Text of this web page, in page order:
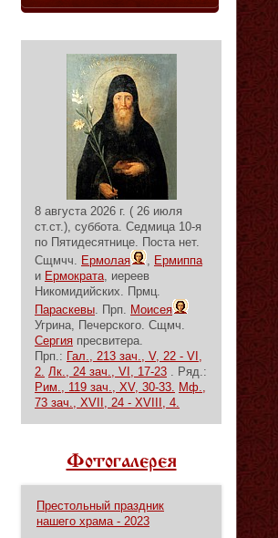
8 августа 2026 г. ( 26 июля
ст.ст.), суббота. Седмица 10-я
по Пятидесятнице. Поста нет.
Сщмчч. Ермолая , Ермиппа
и Ермократа, иереев
Никомидийских. Прмц.
Параскевы. Прп. Моисея
Угрина, Печерского. Сщмч.
Сергия пресвитера.
Прп.: Гал., 213 зач., V, 22 - VI,
2. Лк., 24 зач., VI, 17-23 . Ряд.:
Рим., 119 зач., XV, 30-33. Мф.,
73 зач., XVII, 24 - XVIII, 4.
Фотогалерея
Престольный праздник
нашего храма - 2023